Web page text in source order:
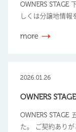
OWNERS STAGE
しくは分譲地情報
more
2026.01.26
OWNERS
OWNERS STAGE
た。 ご契約あり